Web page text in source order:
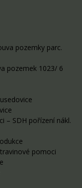
pozemky parc.
pozemek 1023/ 6
– SDH pořízení nákl.
pomoci